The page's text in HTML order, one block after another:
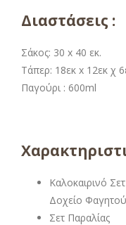
Διαστάσεις :
Σάκος: 30 x 40 εκ.
Τάπερ: 18εκ x 12εκ χ
Παγούρι : 600ml
Καλοκαιρινό
Δοχείο
Σετ Παραλίας